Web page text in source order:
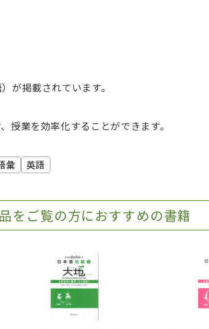
が掲載されています。
授業を効率化することができます。
彙 英語
をご覧の方におすすめの書籍